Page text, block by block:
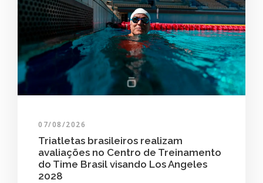
07/08/2026
Triatletas brasileiros realizam
avaliações no Centro de Treinamento
do Time Brasil visando Los Angeles
2028